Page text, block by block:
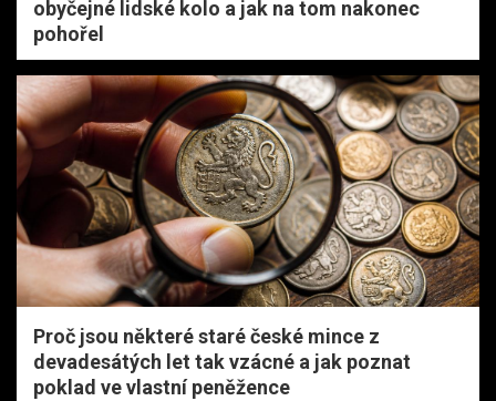
obyčejné lidské kolo a jak na tom nakonec
pohořel
Proč jsou některé staré české mince z
devadesátých let tak vzácné a jak poznat
poklad ve vlastní peněžence